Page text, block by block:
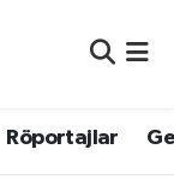
Röportajlar